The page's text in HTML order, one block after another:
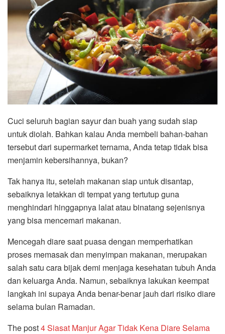
Cuci seluruh bagian sayur dan buah yang sudah siap
untuk diolah. Bahkan kalau Anda membeli bahan-bahan
tersebut dari supermarket ternama, Anda tetap tidak bisa
menjamin kebersihannya, bukan?
Tak hanya itu, setelah makanan siap untuk disantap,
sebaiknya letakkan di tempat yang tertutup guna
menghindari hinggapnya lalat atau binatang sejenisnya
yang bisa mencemari makanan.
Mencegah diare saat puasa dengan memperhatikan
proses memasak dan menyimpan makanan, merupakan
salah satu cara bijak demi menjaga kesehatan tubuh Anda
dan keluarga Anda. Namun, sebaiknya lakukan keempat
langkah ini supaya Anda benar-benar jauh dari risiko diare
selama bulan Ramadan.
The post4 Siasat Manjur Agar Tidak Kena Diare Selama